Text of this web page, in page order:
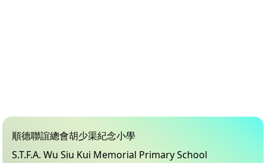
順德聯誼總會胡少渠紀念小學
S.T.F.A. Wu Siu Kui Memorial Primary School